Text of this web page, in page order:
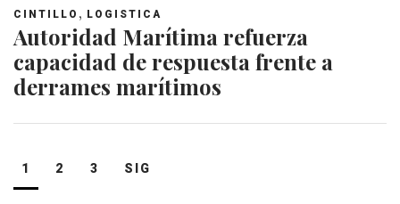
CINTILLO , LOGISTICA
Autoridad Marítima refuerza
capacidad de respuesta frente a
derrames marítimos
Navegación
de
1 2 3 SIG